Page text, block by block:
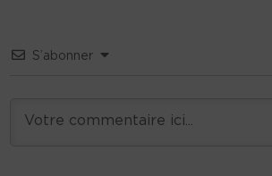
S’abonner